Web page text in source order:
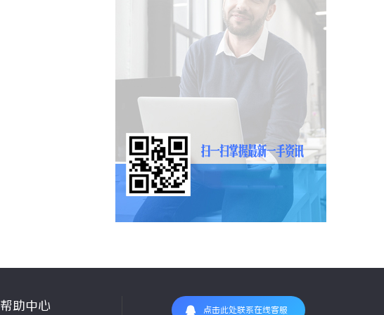
帮助中心 点击此处联系在线客服